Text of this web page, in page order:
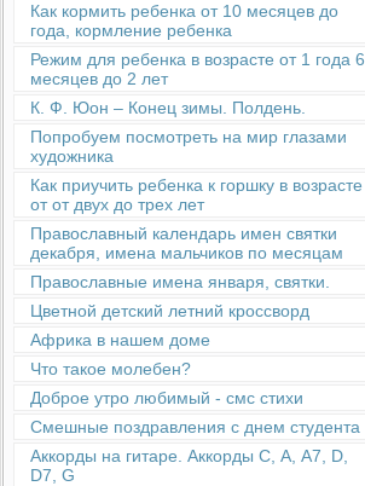
Как кормить ребенка от 10 месяцев до
года, кормление ребенка
Режим для ребенка в возрасте от 1 года 6
месяцев до 2 лет
К. Ф. Юон – Конец зимы. Полдень.
Попробуем посмотреть на мир глазами
художника
Как приучить ребенка к горшку в возрасте
от от двух до трех лет
Православный календарь имен святки
декабря, имена мальчиков по месяцам
Православные имена января, святки.
Цветной детский летний кроссворд
Африка в нашем доме
Что такое молебен?
Доброе утро любимый - смс стихи
Смешные поздравления с днем студента
Аккорды на гитаре. Аккорды С, А, А7, D,
D7, G